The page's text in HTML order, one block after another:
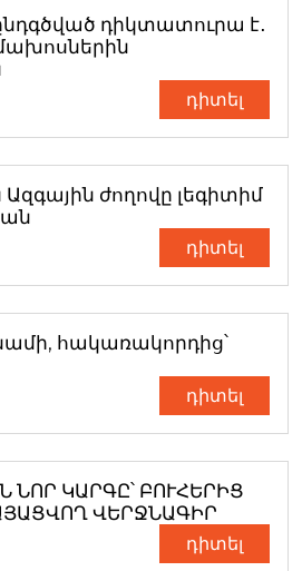
դիկտատուրա է․
դիտել
ժողովը լեգիտիմ
դիտել
հակառակորդից՝
դիտել
ՆՈՐ ԿԱՐԳԸ՝ ԲՈՒՀԵՐԻՑ
ՎԵՐՋՆԱԳԻՐ
դիտել